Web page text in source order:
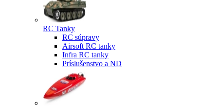
RC Tanky
RC súpravy
Airsoft RC tanky
Infra RC tanky
Príslušenstvo a ND